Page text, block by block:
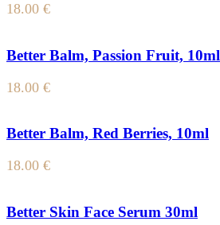
18.00 €
Better Balm, Passion Fruit, 10ml
18.00 €
Better Balm, Red Berries, 10ml
18.00 €
Better Skin Face Serum 30ml